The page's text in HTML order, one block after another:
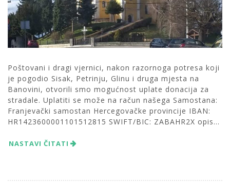
Poštovani i dragi vjernici, nakon razornoga potresa koji
je pogodio Sisak, Petrinju, Glinu i druga mjesta na
Banovini, otvorili smo mogućnost uplate donacija za
stradale. Uplatiti se može na račun našega Samostana:
Franjevački samostan Hercegovačke provincije IBAN:
HR1423600001101512815 SWIFT/BIC: ZABAHR2X opis...
NASTAVI ČITATI